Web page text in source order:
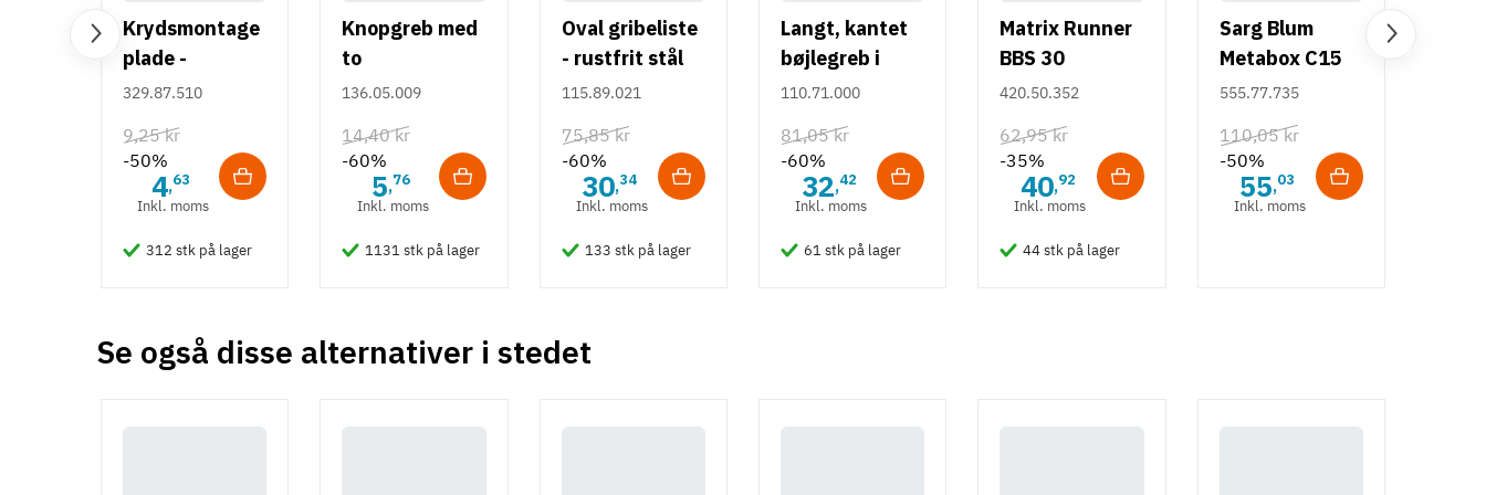
Udførsel
Forskelliglukkende
Dornmål
Låsetvang
Uden
Sikkerheds niveau
Tilstand Ny
Krydsmontage
plade -
Duomatic SL -
329.87.510
9,25 kr
-50%
4,63
Inkl. moms
312 stk på lager
Knopgreb med
to
uddybninger -
136.05.009
14,40 kr
-60%
5,76
Inkl. moms
1131 stk på lager
Oval gribeliste
- rustfrit stål
115.89.021
75,85 kr
-60%
30,34
Inkl. moms
133 stk på lager
Langt, kantet
bøjlegreb i
rustfrit stål m/
- 490 mm
110.71.000
81,05 kr
-60%
32,42
Inkl. moms
61 stk på lager
Matrix Runner
BBS 30
kugleudtræk -
420.50.352
62,95 kr
-35%
40,92
Inkl. moms
44 stk på lager
Sarg Blum
Metabox C15
320 M - højde
555.77.735
110,05 kr
-50%
55,03
Inkl. moms
-50% -50%
Se også disse alternativer i stedet